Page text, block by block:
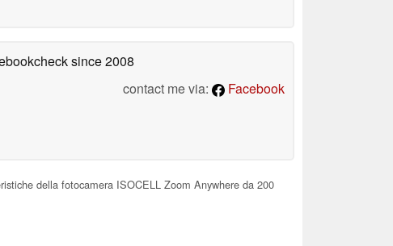
since 2008
contact me via:
Facebook
della fotocamera ISOCELL Zoom Anywhere da 200